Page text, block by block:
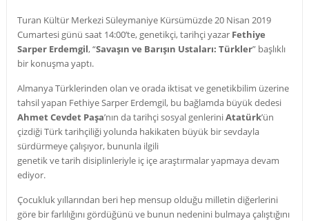
Turan Kültür Merkezi Süleymaniye Kürsümüzde 20 Nisan 2019
Cumartesi günü saat 14:00’te, genetikçi, tarihçi yazar Fethiye
Sarper Erdemgil, “Savaşın ve Barışın Ustaları: Türkler” başlıklı
bir konuşma yaptı.
Almanya Türklerinden olan ve orada iktisat ve genetikbilim üzerine
tahsil yapan Fethiye Sarper Erdemgil, bu bağlamda büyük dedesi
Ahmet Cevdet Paşa’nın da tarihçi sosyal genleriniAtatürk’ün
çizdiği Türk tarihçiliği yolunda hakikaten büyük bir sevdayla
sürdürmeye çalışıyor, bununla ilgili
genetik ve tarih disiplinleriyle iç içe araştırmalar yapmaya devam
ediyor.
Çocukluk yıllarından beri hep mensup olduğu milletin diğerlerini
göre bir farlılığını gördüğünü ve bunun nedenini bulmaya çalıştığını